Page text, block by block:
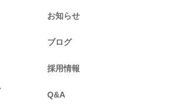
お知らせ
ブログ
採用情報
Q&A